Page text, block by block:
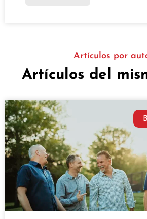
Artículos por
Artículos del